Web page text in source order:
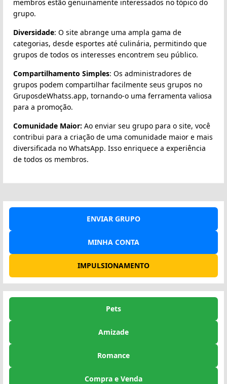
membros estão genuinamente interessados no tópico do
grupo.
Diversidade: O site abrange uma ampla gama de
categorias, desde esportes até culinária, permitindo que
grupos de todos os interesses encontrem seu público.
Compartilhamento Simples: Os administradores de
grupos podem compartilhar facilmente seus grupos no
GruposdeWhatss.app, tornando-o uma ferramenta valiosa
para a promoção.
Comunidade Maior: Ao enviar seu grupo para o site, você
contribui para a criação de uma comunidade maior e mais
diversificada no WhatsApp. Isso enriquece a experiência
de todos os membros.
ENVIAR GRUPO
MINHA CONTA
IMPULSIONAMENTO
Pets
Amizade
Romance
Compra e Venda